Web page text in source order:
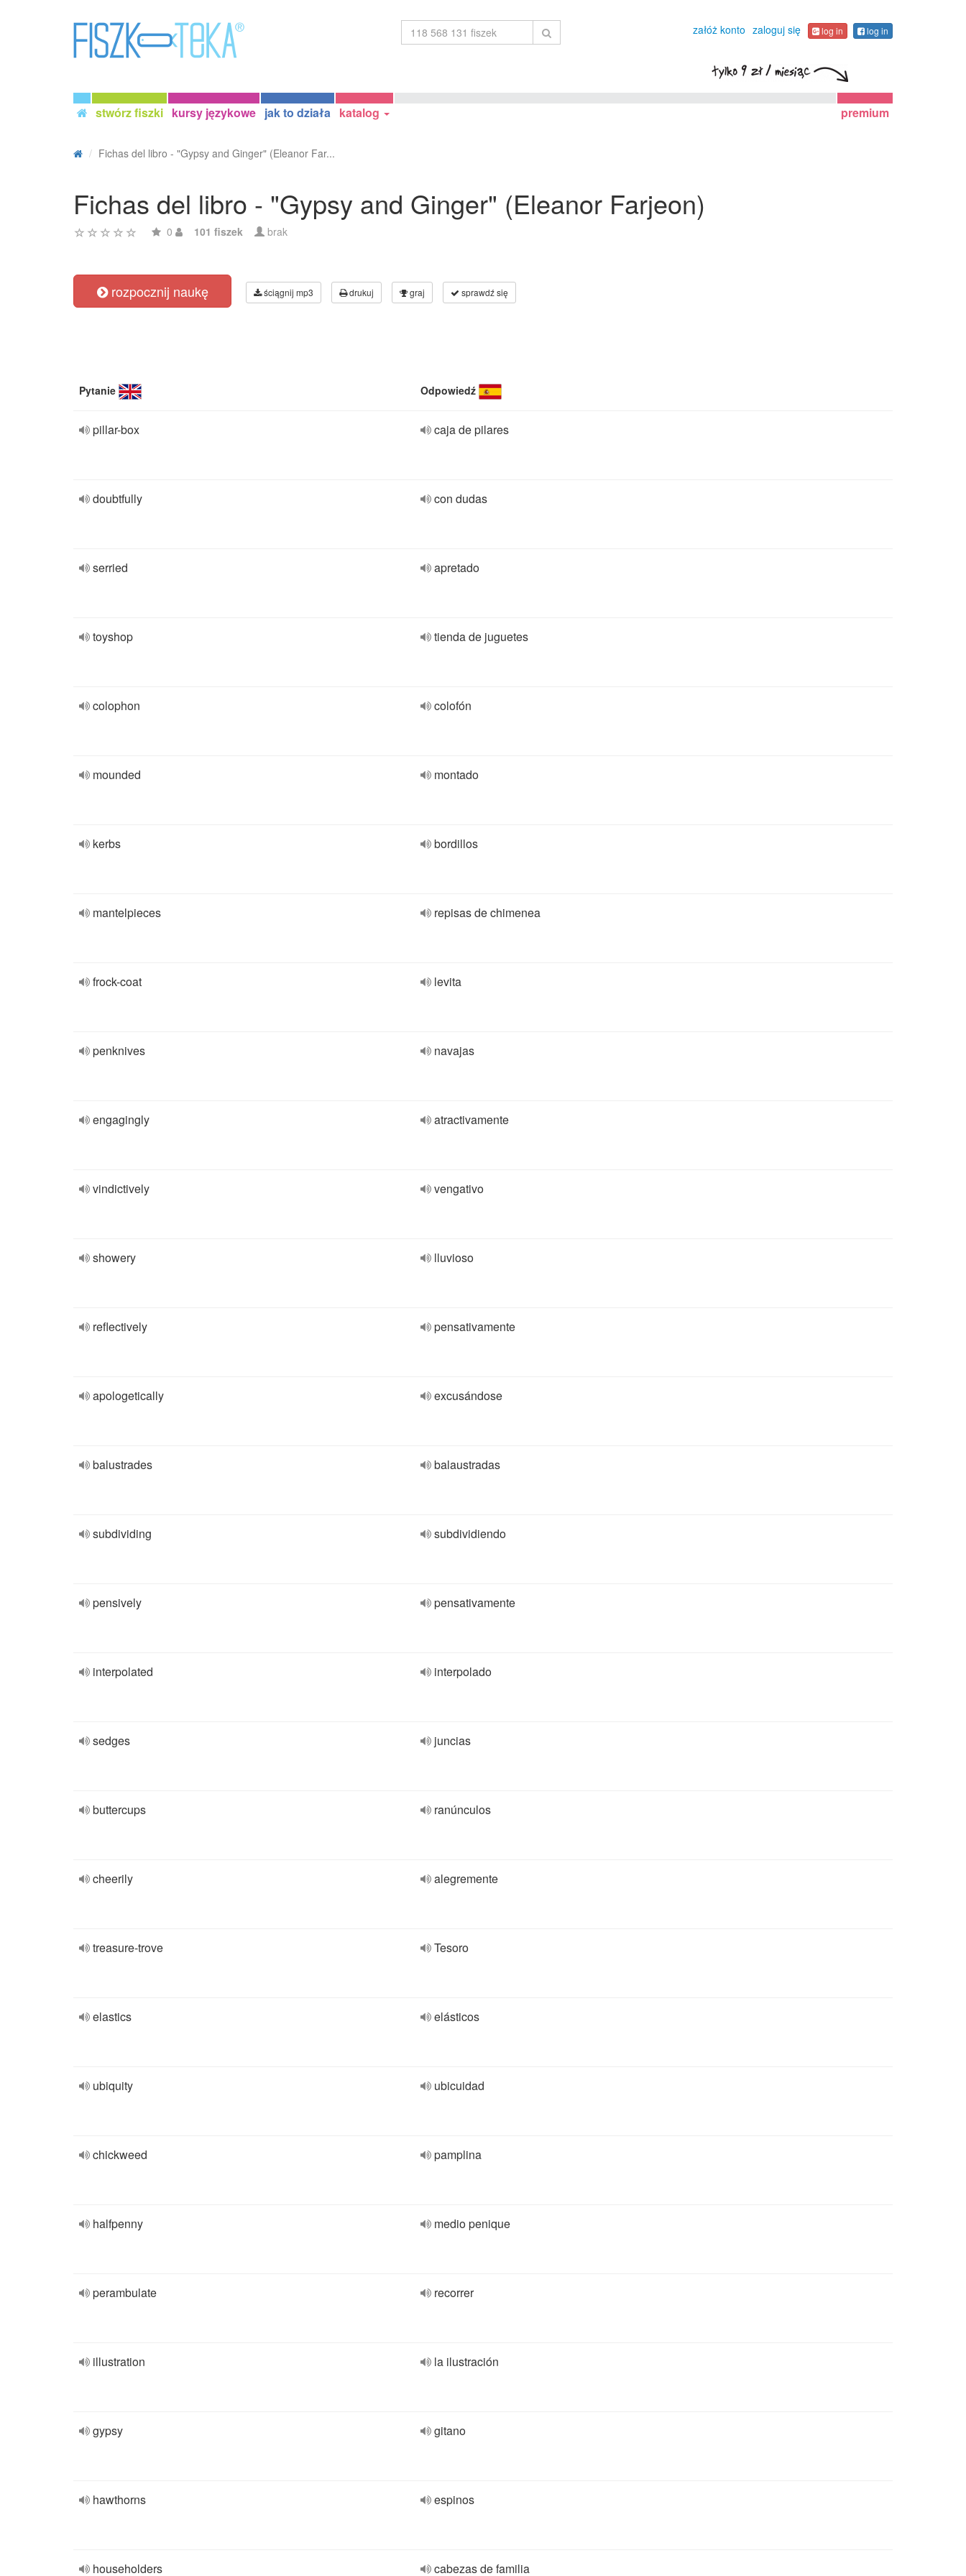
załóż konto zaloguj się log in log in
stwórz fiszki kursy językowe jak to działa katalog premium
Fichas del libro - "Gypsy and Ginger" (Eleanor Far...
Fichas del libro - "Gypsy and Ginger" (Eleanor Farjeon)
0 101 fiszek brak
rozpocznij naukę ściągnij mp3 drukuj graj sprawdź się
Pytanie Odpowiedź
pillar-box caja de pilares
doubtfully con dudas
serried apretado
toyshop tienda de juguetes
colophon colofón
mounded montado
kerbs bordillos
mantelpieces repisas de chimenea
frock-coat levita
penknives navajas
engagingly atractivamente
vindictively vengativo
showery lluvioso
reflectively pensativamente
apologetically excusándose
balustrades balaustradas
subdividing subdividiendo
pensively pensativamente
interpolated interpolado
sedges juncias
buttercups ranúnculos
cheerily alegremente
treasure-trove Tesoro
elastics elásticos
ubiquity ubicuidad
chickweed pamplina
halfpenny medio penique
perambulate recorrer
illustration la ilustración
gypsy gitano
hawthorns espinos
householders cabezas de familia